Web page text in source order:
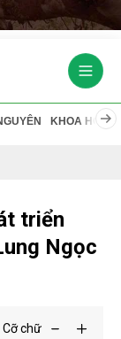
KHOA HỌC
triển
Ngọc
Cỡ chữ